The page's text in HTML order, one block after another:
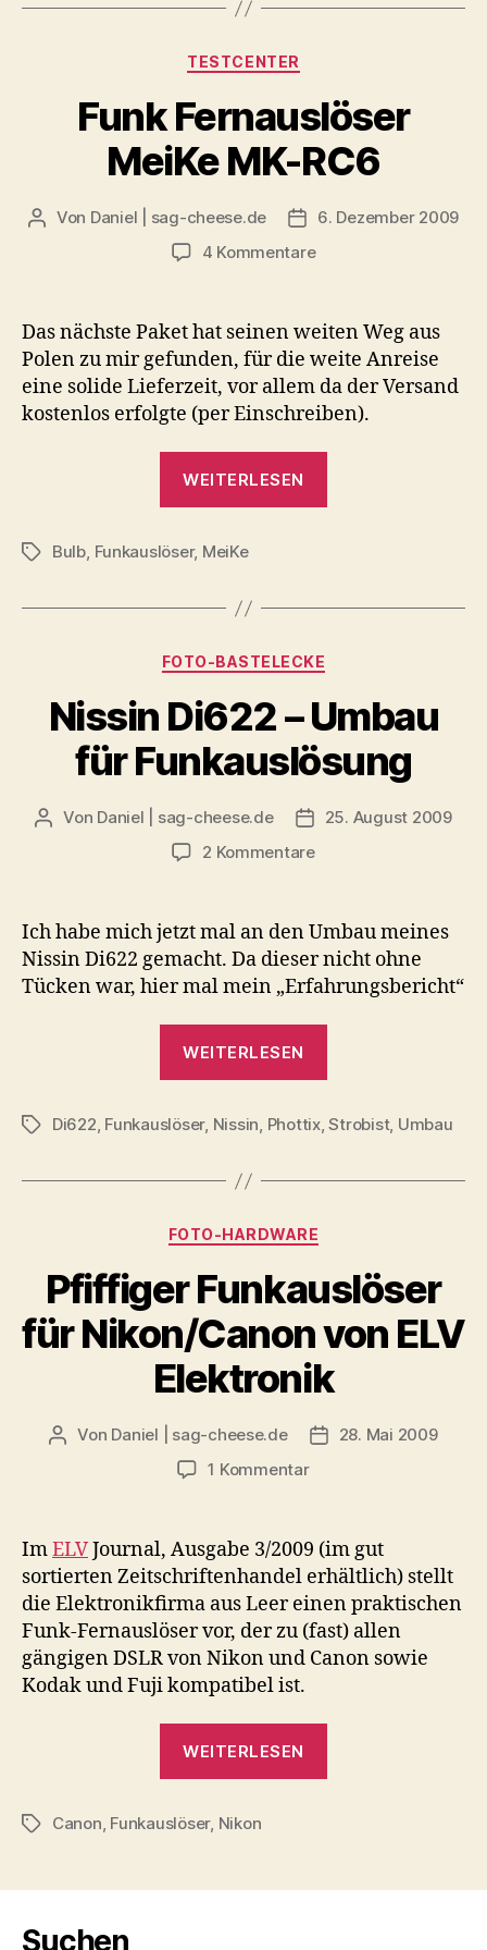
Kategorien
TESTCENTER
Funk Fernauslöser
MeiKe MK-RC6
Beitragsautor
Von Daniel | sag-cheese.de Beitragsdatum
6. Dezember 2009
4 Kommentarezu
MeiKe
MK-
RC6
Das nächste Paket hat seinen weiten Weg aus
Polen zu mir gefunden, für die weite Anreise
eine solide Lieferzeit, vor allem da der Versand
kostenlos erfolgte (per Einschreiben).
WEITERLESEN
Schlagwörter
Bulb, Funkauslöser, MeiKe
Kategorien
FOTO-BASTELECKE
Nissin Di622 – Umbau
für Funkauslösung
Beitragsautor
Von Daniel | sag-cheese.de Beitragsdatum
25. August 2009
2 Kommentarezu
–
Umbau
für
Funkauslösung
Ich habe mich jetzt mal an den Umbau meines
Nissin Di622 gemacht. Da dieser nicht ohne
Tücken war, hier mal mein „Erfahrungsbericht“
WEITERLESEN
Umbau
Funkauslösung“
Schlagwörter
Di622, Funkauslöser, Nissin, Phottix,Strobist, Umbau
Kategorien
FOTO-HARDWARE
Pfiffiger Funkauslöser
für Nikon/Canon von ELV
Elektronik
Beitragsautor
Von Daniel | sag-cheese.de Beitragsdatum
28. Mai 2009
1 Kommentarzu
für
Nikon/Canon
von
ELV
Elektronik
ImELVJournal, Ausgabe 3/2009 (im gut
sortierten Zeitschriftenhandel erhältlich) stellt
die Elektronikfirma aus Leer einen praktischen
Funk-Fernauslöser vor, der zu (fast) allen
gängigen DSLR von Nikon und Canon sowie
Kodak und Fuji kompatibel ist.
WEITERLESEN
ELV
Schlagwörter
Canon, Funkauslöser, Nikon
Suchen